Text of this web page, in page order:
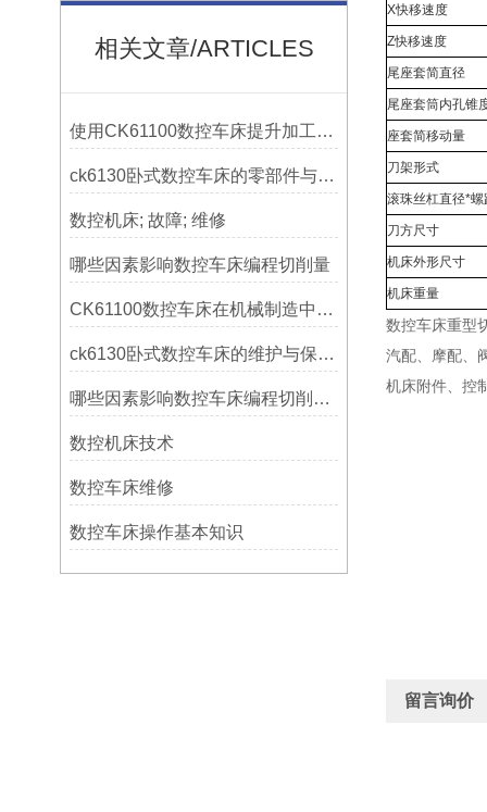
相关文章/ARTICLES
使用CK61100数控车床提升加工精度的方法
ck6130卧式数控车床的零部件与配置解析
数控机床; 故障; 维修
哪些因素影响数控车床编程切削量
CK61100数控车床在机械制造中的实际表现
ck6130卧式数控车床的维护与保养策略
哪些因素影响数控车床编程切削量？
数控机床技术
数控车床维修
数控车床操作基本知识
X快移速度
Z快移速度
尾座套简直径
尾座套筒内孔锥
座套简移动量
刀架形式
滚珠丝杠直径*螺
刀方尺寸
机床外形尺寸
机床重量
数控车床重型
汽配、摩配、
机床附件、控
留言询价